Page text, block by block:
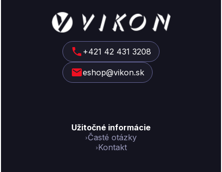
+421 42 431 3208
eshop@vikon.sk
Užitočné informácie
Časté otázky
Kontakt